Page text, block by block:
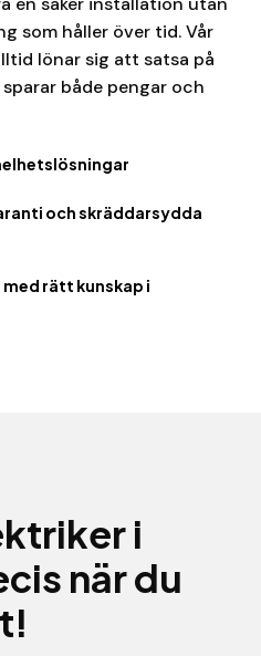
som håller över tid. Vår
lönar sig att satsa på
både pengar och
och skräddarsydda
rätt kunskap i
i
när du